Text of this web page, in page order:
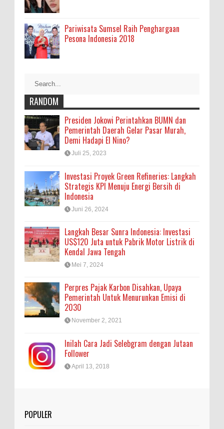
Pariwisata Sumsel Raih Penghargaan
Pesona Indonesia 2018
RANDOM
Presiden Jokowi Perintahkan BUMN dan
Pemerintah Daerah Gelar Pasar Murah,
Demi Hadapi El Nino?
Juli 25, 2023
Investasi Proyek Green Refineries: Langkah
Strategis KPI Menuju Energi Bersih di
Indonesia
Juni 26, 2024
Langkah Besar Sunra Indonesia: Investasi
US$120 Juta untuk Pabrik Motor Listrik di
Kendal Jawa Tengah
Mei 7, 2024
Perpres Pajak Karbon Disahkan, Upaya
Pemerintah Untuk Menurunkan Emisi di
2030
November 2, 2021
Inilah Cara Jadi Selebgram dengan Jutaan
Follower
April 13, 2018
POPULER